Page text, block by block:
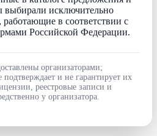
выбирали исключительно
в соответствии с
Российской Федерации.
организаторами;
подтверждает и не гарантирует их
реестровые записи и
у организатора.